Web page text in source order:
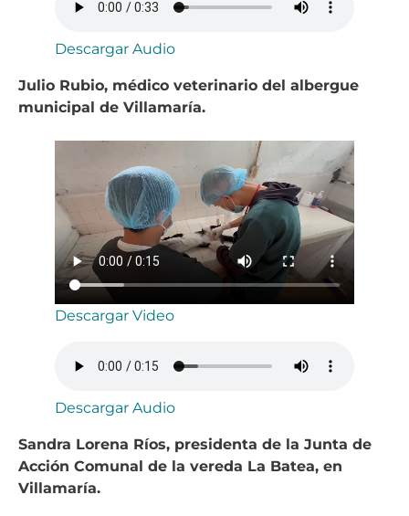
Descargar Audio
Julio Rubio, médico veterinario del albergue
municipal de Villamaría.
Descargar Video
Descargar Audio
Sandra Lorena Ríos, presidenta de la Junta de
Acción Comunal de la vereda La Batea, en
Villamaría.